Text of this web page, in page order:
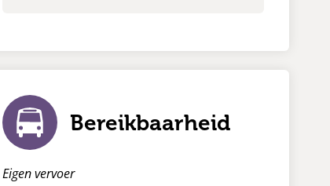
Bereikbaarheid
Eigen vervoer